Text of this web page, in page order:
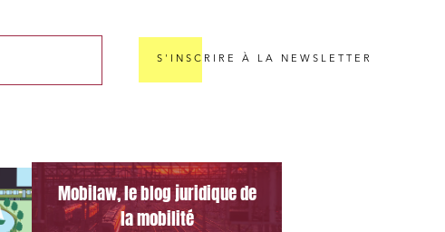
S'INSCRIRE À LA NEWSLETTER
Mobilaw, le blog juridique de
la mobilité